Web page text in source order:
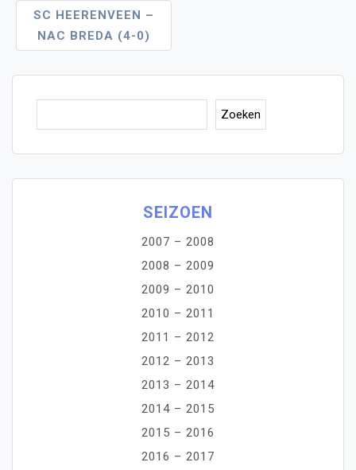
SC HEERENVEEN –
NAC BREDA (4-0)
Zoeken
SEIZOEN
2007 – 2008
2008 – 2009
2009 – 2010
2010 – 2011
2011 – 2012
2012 – 2013
2013 – 2014
2014 – 2015
2015 – 2016
2016 – 2017